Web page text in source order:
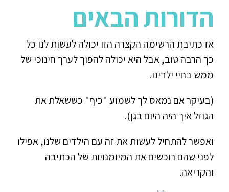
הדורות הבאים
אז כתיבת הרשימה הקצרה הזו יכולה לעשות לנו כל
כך הרבה טוב, אבל היא יכולה להפוך לערך חינוכי של
ממש בחיי ילדינו.
(בעיקר אם נמאס לך לשמוע "כיף" כששאלת את
הגוזל איך היה היום בגן).
ואפשר להתחיל לעשות את זה עם הילדים שלנו, אפילו
לפני שהם רוכשים את המיומנויות של הכתיבה
והקריאה.